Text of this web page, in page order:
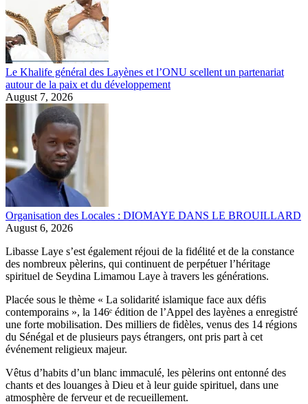
Le Khalife général des Layènes et l’ONU scellent un partenariat
autour de la paix et du développement
August 7, 2026
Organisation des Locales : DIOMAYE DANS LE BROUILLARD
August 6, 2026
Libasse Laye s’est également réjoui de la fidélité et de la constance
des nombreux pèlerins, qui continuent de perpétuer l’héritage
spirituel de Seydina Limamou Laye à travers les générations.
Placée sous le thème « La solidarité islamique face aux défis
contemporains », la 146ᵉ édition de l’Appel des layènes a enregistré
une forte mobilisation. Des milliers de fidèles, venus des 14 régions
du Sénégal et de plusieurs pays étrangers, ont pris part à cet
événement religieux majeur.
Vêtus d’habits d’un blanc immaculé, les pèlerins ont entonné des
chants et des louanges à Dieu et à leur guide spirituel, dans une
atmosphère de ferveur et de recueillement.